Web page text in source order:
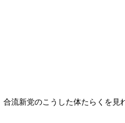
流新党のこうした体たらくを